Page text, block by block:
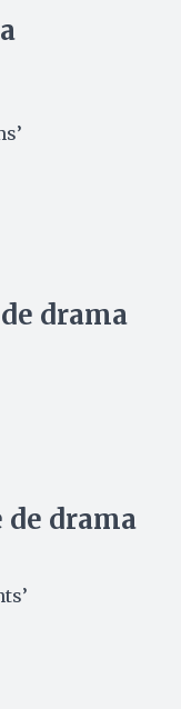
drama
drama